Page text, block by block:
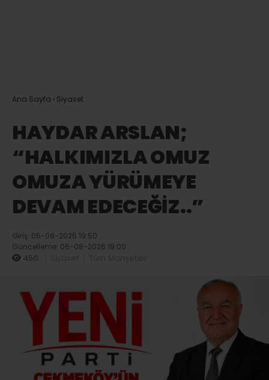
Ana Sayfa › Siyaset
HAYDAR ARSLAN;
“HALKIMIZLA OMUZ
OMUZA YÜRÜMEYE
DEVAM EDECEĞİZ..”
Giriş: 05-08-2026 19:50
Güncelleme: 06-08-2026 19:00
456 Siyaset Tüm Manşetler